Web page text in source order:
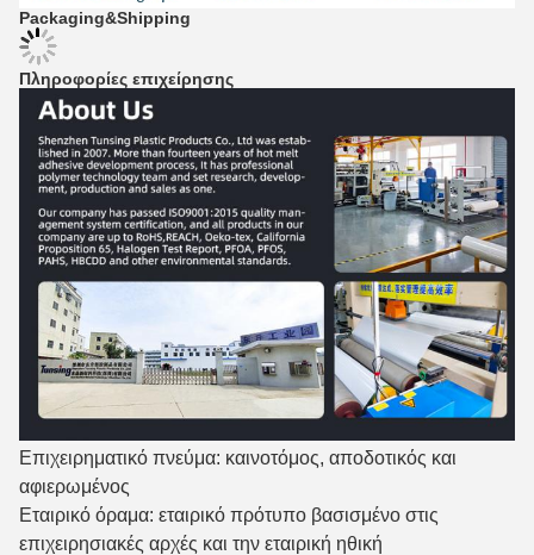
Packaging&Shipping
Πληροφορίες επιχείρησης
Επιχειρηματικό πνεύμα: καινοτόμος, αποδοτικός και
αφιερωμένος
Εταιρικό όραμα: εταιρικό πρότυπο βασισμένο στις
επιχειρησιακές αρχές και την εταιρική ηθική